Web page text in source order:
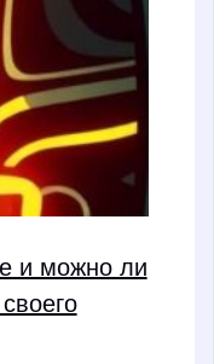
и можно ли